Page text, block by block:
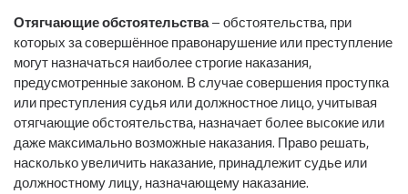
Отягчающие обстоятельства– обстоятельства, при
которых за совершённое правонарушение или преступление
могут назначаться наиболее строгие наказания,
предусмотренные законом. В случае совершения проступка
или преступления судья или должностное лицо, учитывая
отягчающие обстоятельства, назначает более высокие или
даже максимально возможные наказания. Право решать,
насколько увеличить наказание, принадлежит судье или
должностному лицу, назначающему наказание.